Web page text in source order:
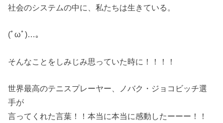
社会のシステムの中に、私たちは生きている。
(ﾟωﾟ)…。
そんなことをしみじみ思っていた時に！！！！
世界最高のテニスプレーヤー、ノバク・ジョコビッチ選
手が
言ってくれた言葉！！本当に本当に感動したーーー！！